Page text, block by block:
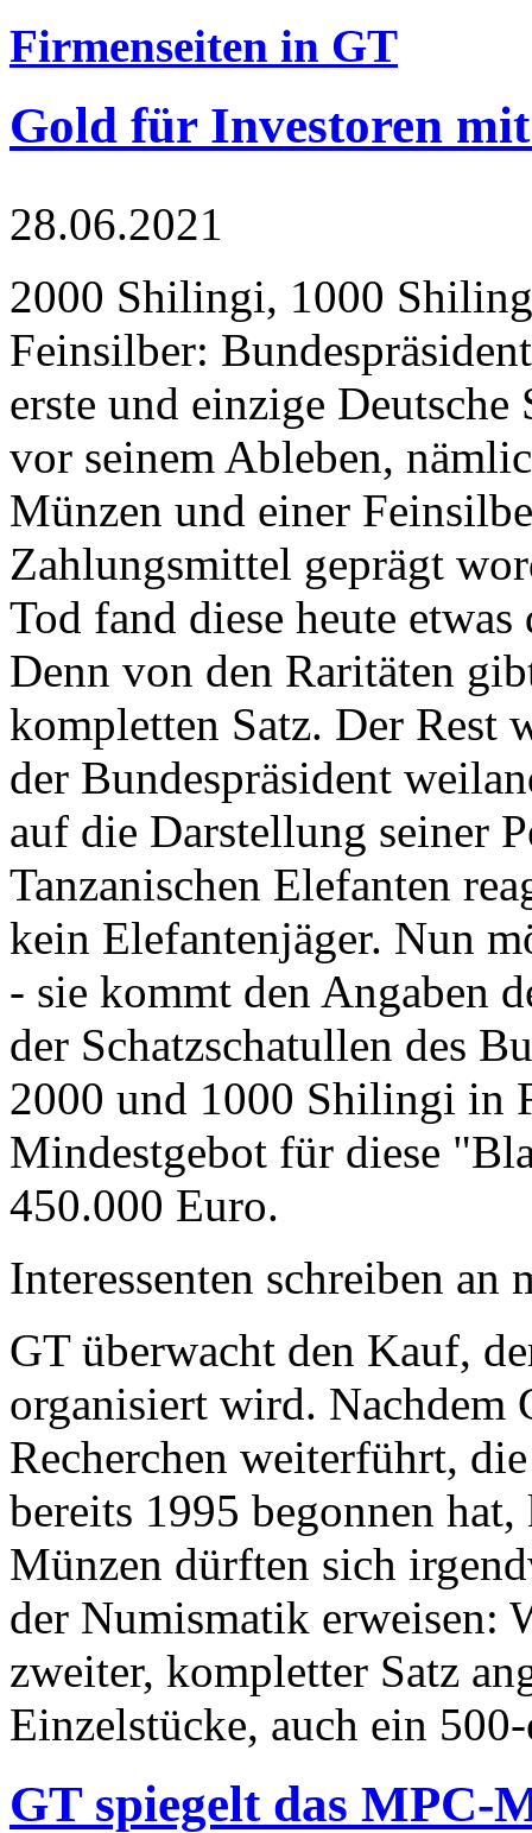
Firmenseiten in GT
Gold für Investoren
28.06.2021
2000 Shilingi, 1000
Feinsilber:
erste und einzige Deutsche
vor seinem Ableben,
Münzen und einer
Zahlungsmittel geprägt
Tod fand diese heute
Denn von den Raritäten
kompletten Satz. Der Rest
der Bundespräsident
auf die Darstellung seiner
Tanzanischen Elefanten
kein Elefantenjäger. Nun
- sie kommt den Angaben
der Schatzschatullen des
2000 und 1000 Shilingi in
Mindestgebot für diese
450.000 Euro.
Interessenten schreiben
GT überwacht den Kauf,
organisiert wird. Nachdem
Recherchen weiterführt,
bereits 1995 begonnen
Münzen dürften sich
der Numismatik erweisen:
zweiter, kompletter Satz
Einzelstücke, auch ein
GT spiegelt das MPC-